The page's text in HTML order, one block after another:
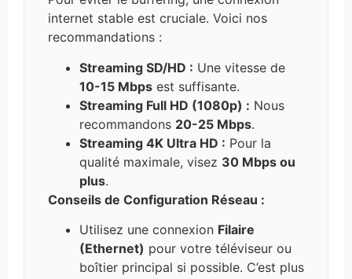
internet stable est cruciale. Voici nos
recommandations :
Streaming SD/HD : Une vitesse de
10-15 Mbps est suffisante.
Streaming Full HD (1080p) : Nous
recommandons 20-25 Mbps.
Streaming 4K Ultra HD : Pour la
qualité maximale, visez 30 Mbps ou
plus.
Conseils de Configuration Réseau :
Utilisez une connexion Filaire
(Ethernet) pour votre téléviseur ou
boîtier principal si possible. C’est plus